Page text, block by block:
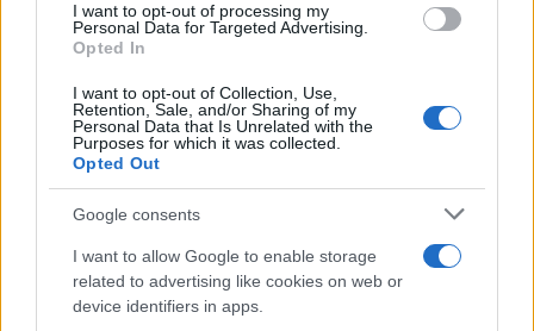
I want to opt-out of processing my
Personal Data for Targeted Advertising.
Opted In
I want to opt-out of Collection, Use,
Retention, Sale, and/or Sharing of my
Personal Data that Is Unrelated with the
Purposes for which it was collected.
Opted Out
Google consents
I want to allow Google to enable storage
related to advertising like cookies on web or
device identifiers in apps.
Κλιμάκια Ευρωπαίων ειδικών αναμένεται να σταλούν στις
αφρικανικές χώρες. Η επιδημία ενδέχεται να είναι μεγαλύτερη
σε σχέση με τις μέχρι στιγμής εκτιμήσεις.
18.05.2026 17:10